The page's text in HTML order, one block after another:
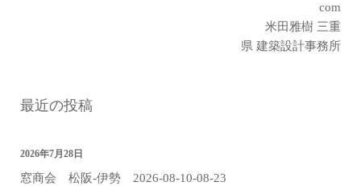
com
米田雅樹 三重
県 建築設計事務所
最近の投稿
窓商会 松阪-伊勢 2026-08-10-08-23
2026年7月28日